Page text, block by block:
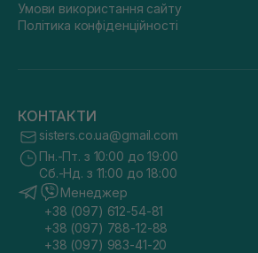
Умови використання сайту
Політика конфіденційності
КОНТАКТИ
sisters.co.ua@gmail.com
Пн.-Пт. з 10:00 до 19:00
Сб.-Нд. з 11:00 до 18:00
Менеджер
+38 (097) 612-54-81
+38 (097) 788-12-88
+38 (097) 983-41-20